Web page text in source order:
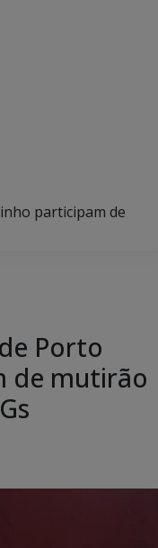
participam de
Porto
de mutirão